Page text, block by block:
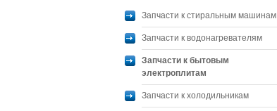
Запчасти к стиральным машинам
Запчасти к водонагревателям
Запчасти к бытовым
электроплитам
Запчасти к холодильникам